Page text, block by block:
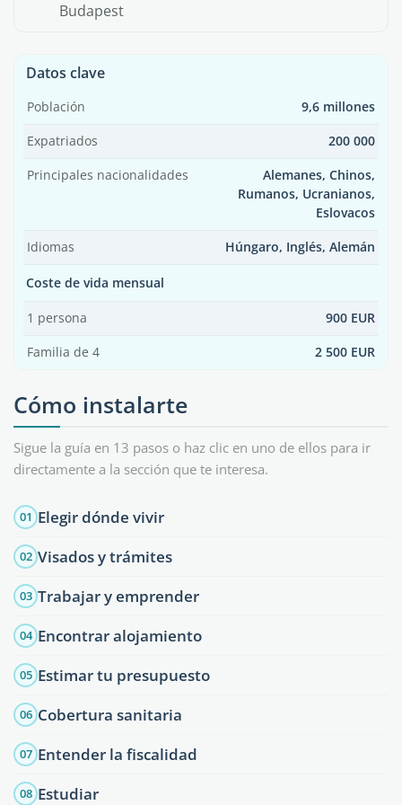
Budapest
Datos clave
Población 9,6 millones
Expatriados 200 000
Principales nacionalidades
Alemanes, Chinos,
Rumanos, Ucranianos,
Eslovacos
Idiomas Húngaro, Inglés, Alemán
Coste de vida mensual
1 persona 900 EUR
Familia de 4 2 500 EUR
Cómo instalarte
Sigue la guía en 13 pasos o haz clic en uno de ellos para ir
directamente a la sección que te interesa.
01 Elegir dónde vivir
02 Visados y trámites
03 Trabajar y emprender
04 Encontrar alojamiento
05 Estimar tu presupuesto
06 Cobertura sanitaria
07 Entender la fiscalidad
08 Estudiar